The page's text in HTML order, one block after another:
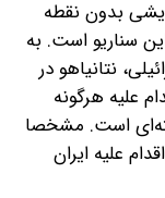
بدون نقطه
سناریو است. به
نتانیاهو در
علیه هرگونه
است. مشخصا
علیه ایران